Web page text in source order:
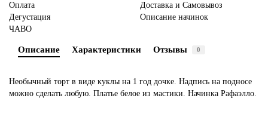
Оплата
Доставка и Самовывоз
Дегустация
Описание начинок
ЧАВО
Описание Характеристики Отзывы 0
Необычный торт в виде куклы на 1 год дочке. Надпись на подносе
можно сделать любую. Платье белое из мастики. Начинка Рафаэлло.